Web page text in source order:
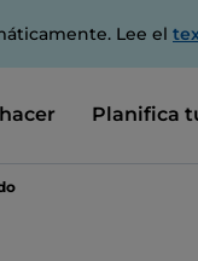
Lee el
Planifica